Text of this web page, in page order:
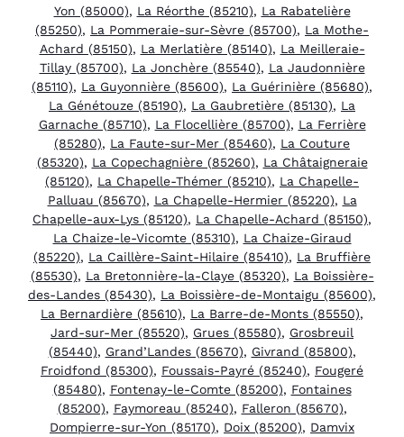
Yon (85000), La Réorthe (85210), La Rabatelière
(85250), La Pommeraie-sur-Sèvre (85700), La Mothe-
Achard (85150), La Merlatière (85140), La Meilleraie-
Tillay (85700), La Jonchère (85540), La Jaudonnière
(85110), La Guyonnière (85600), La Guérinière (85680),
La Génétouze (85190), La Gaubretière (85130), La
Garnache (85710), La Flocellière (85700), La Ferrière
(85280), La Faute-sur-Mer (85460), La Couture
(85320), La Copechagnière (85260), La Châtaigneraie
(85120), La Chapelle-Thémer (85210), La Chapelle-
Palluau (85670), La Chapelle-Hermier (85220), La
Chapelle-aux-Lys (85120), La Chapelle-Achard (85150),
La Chaize-le-Vicomte (85310), La Chaize-Giraud
(85220), La Caillère-Saint-Hilaire (85410), La Bruffière
(85530), La Bretonnière-la-Claye (85320), La Boissière-
des-Landes (85430), La Boissière-de-Montaigu (85600),
La Bernardière (85610), La Barre-de-Monts (85550),
Jard-sur-Mer (85520), Grues (85580), Grosbreuil
(85440), Grand’Landes (85670), Givrand (85800),
Froidfond (85300), Foussais-Payré (85240), Fougeré
(85480), Fontenay-le-Comte (85200), Fontaines
(85200), Faymoreau (85240), Falleron (85670),
Dompierre-sur-Yon (85170), Doix (85200), Damvix